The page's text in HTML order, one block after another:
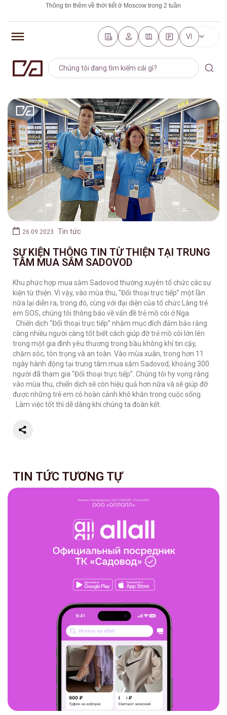
Thông tin thêm về thời tiết ở Moscow trong 2 tuần
VI
26.09.2023 Tin tức
SỰ KIỆN THÔNG TIN TỪ THIỆN TẠI TRUNG
TÂM MUA SẮM SADOVOD
Khu phức hợp mua sắm Sadovod thường xuyên tổ chức các sự
kiện từ thiện. Vì vậy, vào mùa thu, “Đối thoại trực tiếp” một lần
nữa lại diễn ra, trong đó, cùng với đại diện của tổ chức Làng trẻ
em SOS, chúng tôi thông báo về vấn đề trẻ mồ côi ở Nga.
Chiến dịch “Đối thoại trực tiếp” nhằm mục đích đảm bảo rằng
càng nhiều người càng tốt biết cách giúp đỡ trẻ mồ côi lớn lên
trong một gia đình yêu thương trong bầu không khí tin cậy,
chăm sóc, tôn trọng và an toàn. Vào mùa xuân, trong hơn 11
ngày hành động tại trung tâm mua sắm Sadovod, khoảng 300
người đã tham gia “Đối thoại trực tiếp”. Chúng tôi hy vọng rằng
vào mùa thu, chiến dịch sẽ còn hiệu quả hơn nữa và sẽ giúp đỡ
được những trẻ em có hoàn cảnh khó khăn trong cuộc sống.
Làm việc tốt thì dễ dàng khi chúng ta đoàn kết.
TIN TỨC TƯƠNG TỰ